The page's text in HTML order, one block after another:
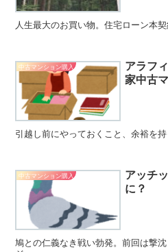
人生最大のお買い物。住宅ローン本
中古マンション購入
アラフ
家中古
引越し前にやっておくこと、余裕を持
中古マンション購入
アッチ
に？
鳩との仁義なき戦い勃発。前回は撃